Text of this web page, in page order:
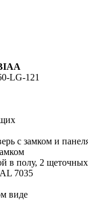
LG-121
с замком и
в полу, 2 щеточных
7035
виде